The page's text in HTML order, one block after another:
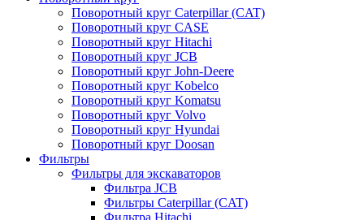
Поворотный круг Caterpillar (CAT)
Поворотный круг CASE
Поворотный круг Hitachi
Поворотный круг JCB
Поворотный круг John-Deere
Поворотный круг Kobelco
Поворотный круг Komatsu
Поворотный круг Volvo
Поворотный круг Hyundai
Поворотный круг Doosan
Фильтры
Фильтры для экскаваторов
Фильтра JCB
Фильтры Caterpillar (CAT)
Фильтра Hitachi